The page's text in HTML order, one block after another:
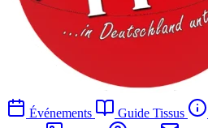
Événements Guide Tissus